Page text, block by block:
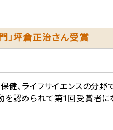
」坪倉正治さん受賞
保健、ライフサイエンスの
を認められて第1回受賞者に